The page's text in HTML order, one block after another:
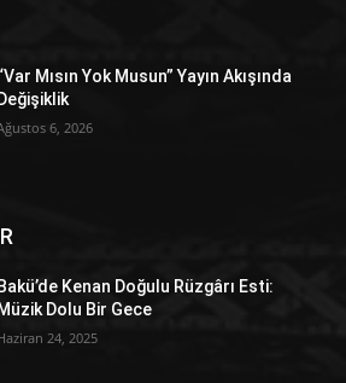
Mısın Yok Musun” Yayın Akışında
Değişiklik
6, 2026
Bakü’de Kenan Doğulu Rüzgârı Esti:
Müzik Dolu Bir Gece
24, 2025